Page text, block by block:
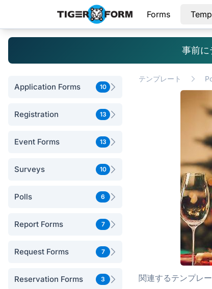
Forms
事前に
Application Forms 10
Registration 13
Event Forms 13
Surveys 10
Polls 6
Report Forms 7
Request Forms 7
Reservation Forms 3
テンプレート
関連するテンプレー